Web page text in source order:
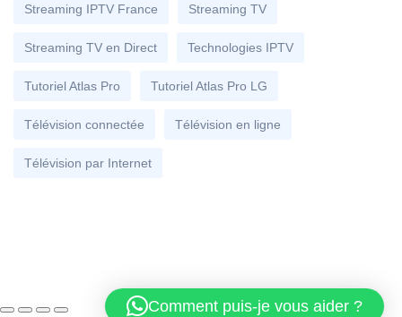
Streaming IPTV France Streaming TV
Streaming TV en Direct Technologies IPTV
Tutoriel Atlas Pro Tutoriel Atlas Pro LG
Télévision connectée Télévision en ligne
Télévision par Internet
Comment puis-je vous aider ?